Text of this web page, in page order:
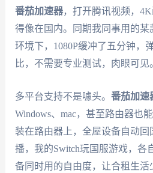
番茄加速器，打开腾讯视频，
得像在国内。同期我同事用的
环境下，1080P缓冲了五分钟，
比，不需要专业测试，肉眼可见
多平台支持不是噱头。 番茄加速
Windows、mac，甚至路由器也
装在路由器上，全屋设备自动回
播，我的Switch玩国服游戏，各
备同时用的自由度，让合租生活